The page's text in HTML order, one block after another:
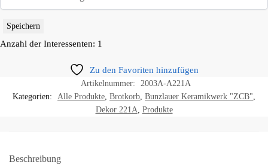
Speichern
Anzahl der Interessenten: 1
Zu den Favoriten hinzufügen
Artikelnummer:
2003A-A221A
Kategorien:
Alle Produkte, Brotkorb, Bunzlauer Keramikwerk "ZCB",
Dekor 221A, Produkte
Beschreibung